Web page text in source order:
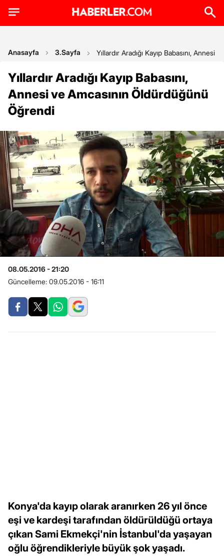
Anasayfa 3.Sayfa Yıllardır Aradığı Kayıp Babasını,
Yıllardır Aradığı Kayıp Babasını,
Annesi ve Amcasının Öldürdüğünü
Öğrendi
08.05.2016 - 21:20
Güncelleme: 09.05.2016 - 16:11
Konya'da kayıp olarak aranırken 26 yıl önce
eşi ve kardeşi tarafından öldürüldüğü ortaya
çıkan Sami Ekmekçi'nin İstanbul'da yaşayan
oğlu öğrendikleriyle büyük şok yaşadı.